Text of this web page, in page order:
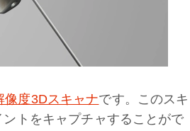
像度3Dスキャナです。このスキ
トをキャプチャすることがで